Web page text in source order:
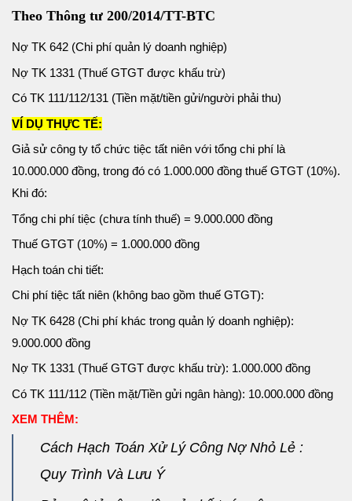
Theo Thông tư 200/2014/TT-BTC
Nợ TK 642 (Chi phí quản lý doanh nghiệp)
Nợ TK 1331 (Thuế GTGT được khấu trừ)
Có TK 111/112/131 (Tiền mặt/tiền gửi/người phải thu)
VÍ DỤ THỰC TẾ:
Giả sử công ty tổ chức tiệc tất niên với tổng chi phí là
10.000.000 đồng, trong đó có 1.000.000 đồng thuế GTGT (10%).
Khi đó:
Tổng chi phí tiệc (chưa tính thuế) = 9.000.000 đồng
Thuế GTGT (10%) = 1.000.000 đồng
Hạch toán chi tiết:
Chi phí tiệc tất niên (không bao gồm thuế GTGT):
Nợ TK 6428 (Chi phí khác trong quản lý doanh nghiệp):
9.000.000 đồng
Nợ TK 1331 (Thuế GTGT được khấu trừ): 1.000.000 đồng
Có TK 111/112 (Tiền mặt/Tiền gửi ngân hàng): 10.000.000 đồng
XEM THÊM:
Cách Hạch Toán Xử Lý Công Nợ Nhỏ Lẻ :
Quy Trình Và Lưu Ý